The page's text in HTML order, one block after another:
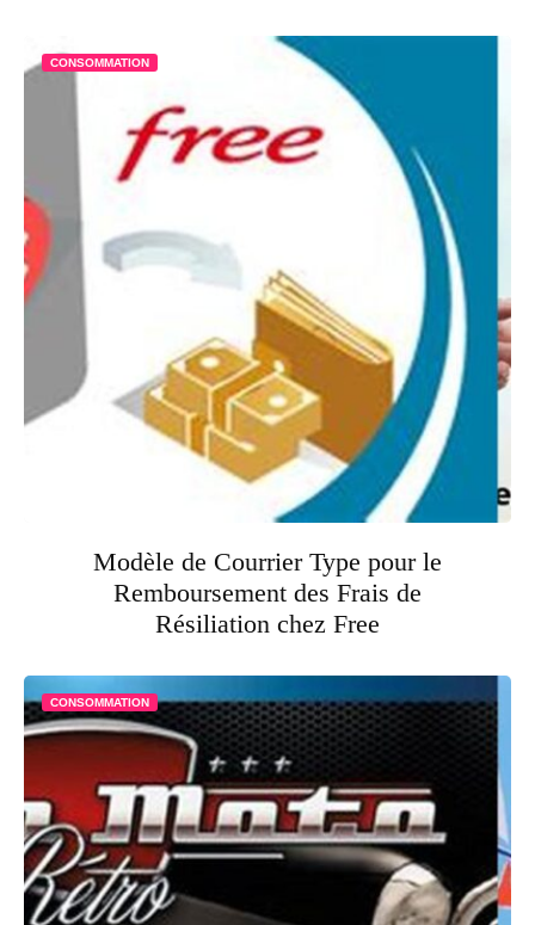
CONSOMMATION
Modèle de Courrier Type pour le
Remboursement des Frais de
Résiliation chez Free
CONSOMMATION